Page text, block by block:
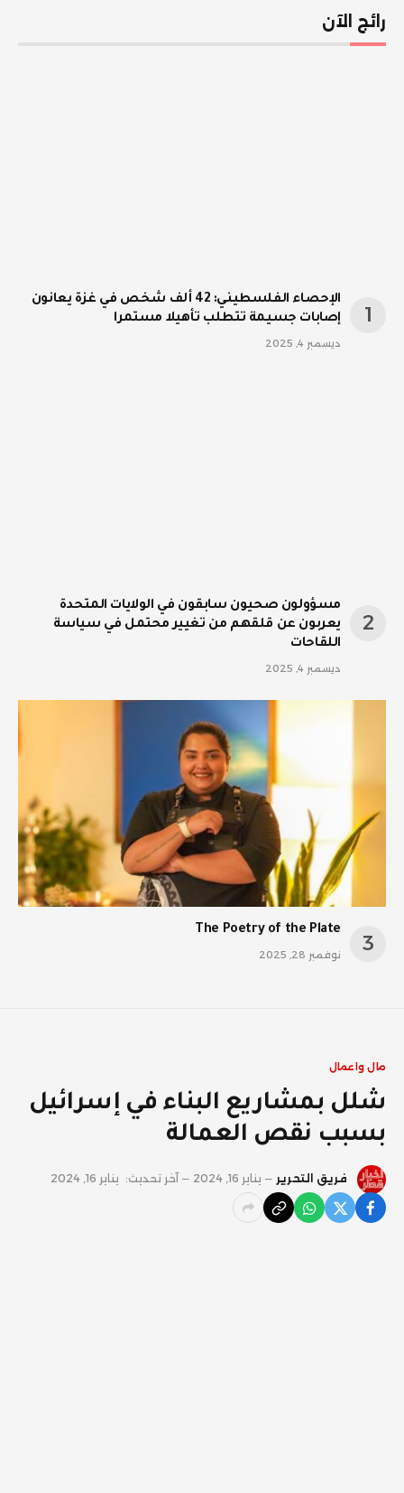
رائج الآن
الإحصاء الفلسطيني: 42 ألف شخص في غزة يعانون
إصابات جسيمة تتطلب تأهيلا مستمرا
ديسمبر 4, 2025
مسؤولون صحيون سابقون في الولايات المتحدة
يعربون عن قلقهم من تغيير محتمل في سياسة
اللقاحات
ديسمبر 4, 2025
The Poetry of the Plate
نوفمبر 28, 2025
مال واعمال
شلل بمشاريع البناء في إسرائيل
بسبب نقص العمالة
فريق التحرير يناير 16, 2024 آخر تحديث: يناير 16, 2024